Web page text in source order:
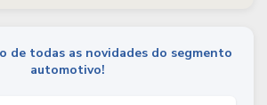
de todas as novidades do segmento
automotivo!